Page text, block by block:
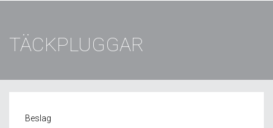
TÄCKPLUGGAR
Beslag